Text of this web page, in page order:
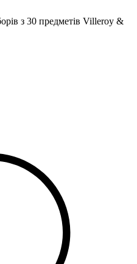
з 30 предметів Villeroy &